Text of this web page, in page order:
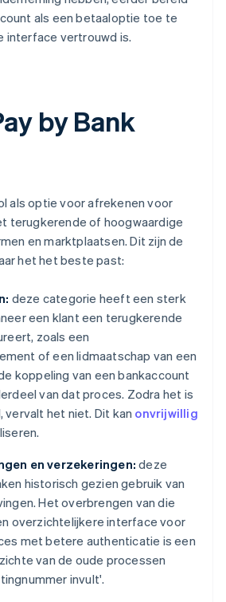
als een betaaloptie toe te
interface vertrouwd is.
by Bank
als optie voor afrekenen voor
terugkerende of hoogwaardige
en marktplaatsen. Dit zijn de
het het beste past:
deze categorie heeft een sterk
een klant een terugkerende
zoals een
of een lidmaatschap van een
koppeling van een bankaccount
van dat proces. Zodra het is
het niet. Dit kan onvrijwillig
en verzekeringen: deze
historisch gezien gebruik van
Het overbrengen van die
overzichtelijkere interface voor
met betere authenticatie is een
van de oude processen
invult'.